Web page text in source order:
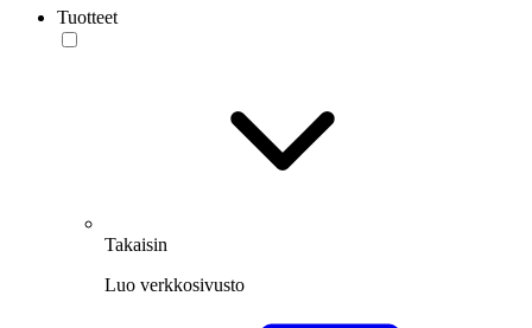
Tuotteet
Takaisin
Luo verkkosivusto